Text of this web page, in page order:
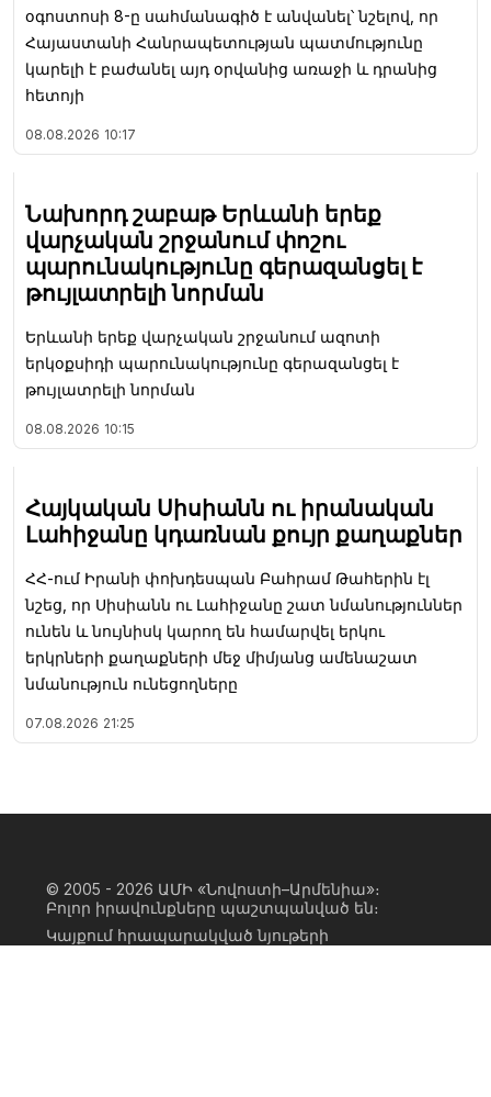
օգոստոսի 8-ը սահմանագիծ է անվանել՝ նշելով, որ
Հայաստանի Հանրապետության պատմությունը
կարելի է բաժանել այդ օրվանից առաջի և դրանից
հետոյի
08.08.2026 10:17
Նախորդ շաբաթ Երևանի երեք
վարչական շրջանում փոշու
պարունակությունը գերազանցել է
թույլատրելի նորման
Երևանի երեք վարչական շրջանում ազոտի
երկօքսիդի պարունակությունը գերազանցել է
թույլատրելի նորման
08.08.2026 10:15
Հայկական Սիսիանն ու իրանական
Լահիջանը կդառնան քույր քաղաքներ
ՀՀ-ում Իրանի փոխդեսպան Բահրամ Թահերին էլ
նշեց, որ Սիսիանն ու Լահիջանը շատ նմանություններ
ունեն և նույնիսկ կարող են համարվել երկու
երկրների քաղաքների մեջ միմյանց ամենաշատ
նմանություն ունեցողները
07.08.2026 21:25
© 2005 - 2026 ԱՄԻ «Նովոստի–Արմենիա»։
Բոլոր իրավունքները պաշտպանված են։
Կայքում հրապարակված նյութերի